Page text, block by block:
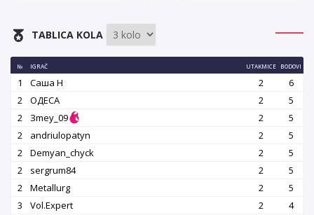
TABLICA KOLA
№ IGRAČ UTAKMICE BODOVI
1 Саша Н 2
6
2
OДЕСА 2
5
2
Зmey_09 2
5
2
andriulopatyn 2
5
2
Demyan_chyck 2
5
2
sergrum84 2
5
2
Metallurg 2
5
3
Vol.Expert 2
4